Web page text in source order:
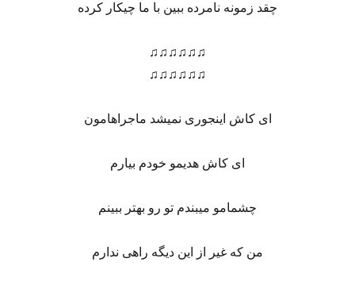
چقد زمونه نامرده ببین با ما چیکار کرده
♫♫♫♫♫♫
♫♫♫♫♫♫
ای کاش اینجوری نمیشد ماجراهامون
ای کاش هدیمو خودم بیارم
چشمامو میبندم تو رو بهتر ببینم
من که غیر از این دیگه راهی ندارم